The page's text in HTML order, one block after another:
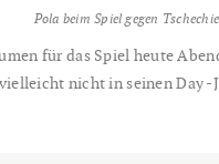
Pola beim Spiel gegen
für das Spiel heute
nicht in seinen Day